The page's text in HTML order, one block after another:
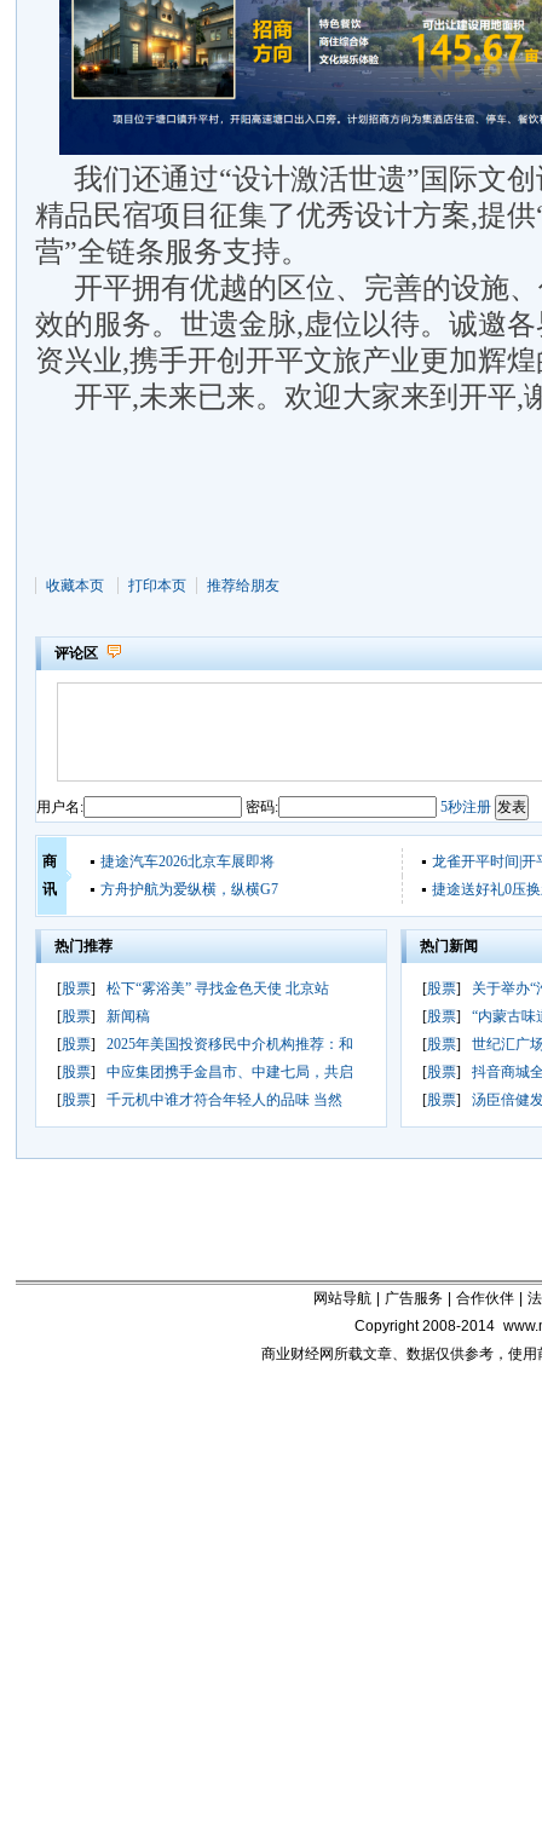
我们还通过“设计激活世遗”国际文
精品民宿项目征集了优秀设计方案,提
营”全链条服务支持。
开平拥有优越的区位、完善的设施
效的服务。世遗金脉,虚位以待。诚邀
资兴业,携手开创开平文旅产业更加辉
开平,未来已来。欢迎大家来到开平,
收藏本页 打印本页 推荐给朋友
评论区
用户名: 密码: 5秒注册
商
讯
捷途汽车2026北京车展即将
龙雀开平时间|开
方舟护航为爱纵横，纵横G7
捷途送好礼0压
热门推荐
[股票]
松下“雾浴美” 寻找金色天使 北京站
[股票]
新闻稿
[股票]
2025年美国投资移民中介机构推荐：和
[股票]
中应集团携手金昌市、中建七局，共启
[股票] 千元机中谁才符合年轻人的品味 当然
热门新闻
[股票]
关于举办“
[股票]
“内蒙古
[股票]
世纪汇广
[股票]
抖音商城
[股票] 汤臣倍健
网站导航 广告服务 合作伙伴
Copyright 2008-2014
商业财经网所载文章、数据仅供参考，使